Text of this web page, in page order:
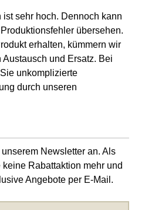
sehr hoch. Dennoch kann
übersehen.
erhalten, kümmern wir
und Ersatz. Bei
unkomplizierte
durch unseren
Newsletter an. Als
Rabattaktion mehr und
Angebote per E-Mail.